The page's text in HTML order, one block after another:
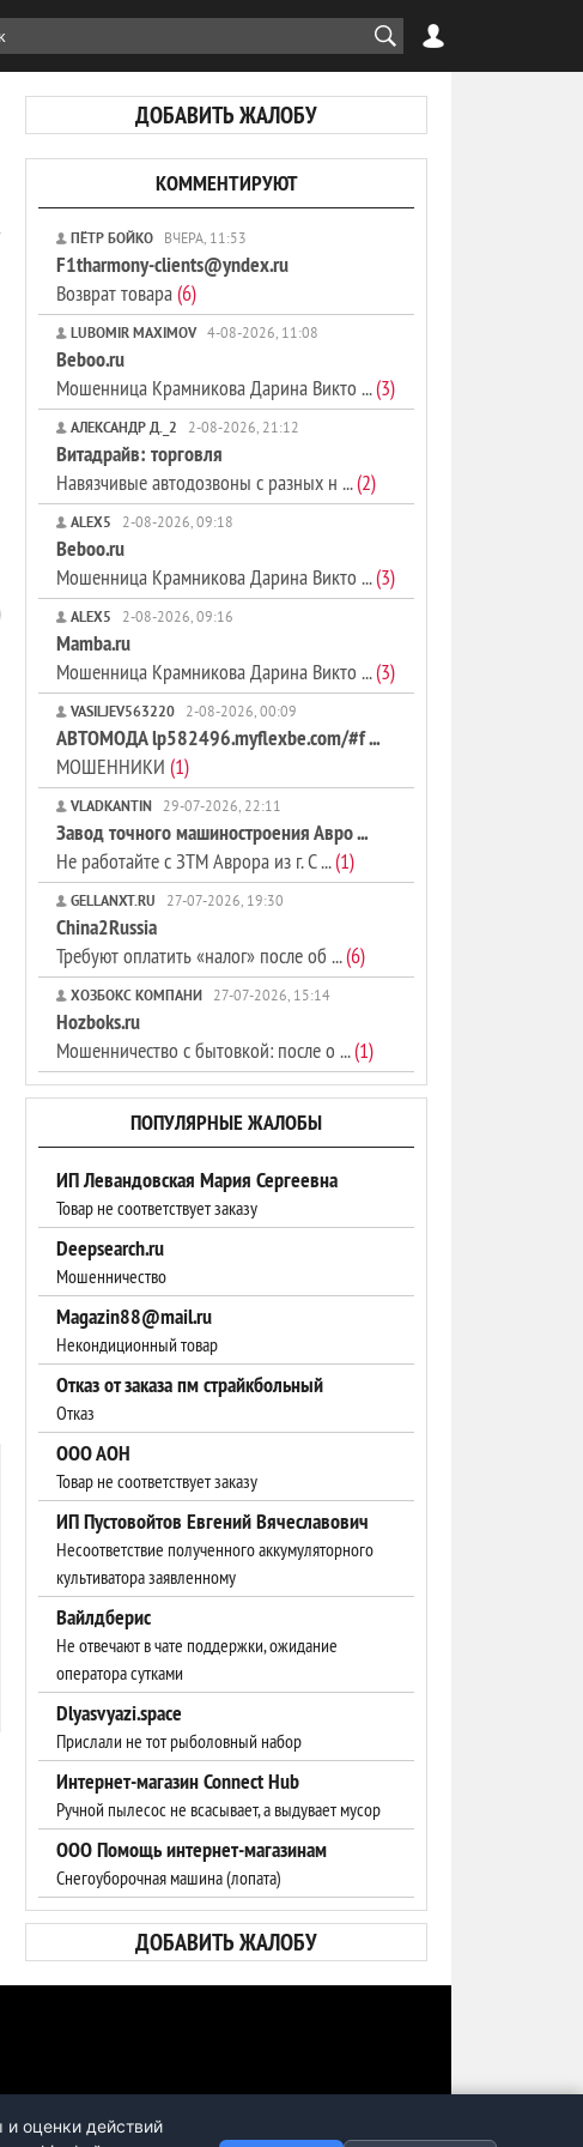
ДОБАВИТЬ ЖАЛОБУ
КОММЕНТИРУЮТ
ПЁТР БОЙКО ВЧЕРА, 11:53
F1tharmony-clients@yndex.ru
Возврат товара(6)
LUBOMIR MAXIMOV 4-08-2026, 11:08
Beboo.ru
Мошенница Крамникова Дарина Викто ...(3)
АЛЕКСАНДР Д._2 2-08-2026, 21:12
Витадрайв: торговля
Навязчивые автодозвоны с разных н ...(2)
ALEX5 2-08-2026, 09:18
Beboo.ru
Мошенница Крамникова Дарина Викто ...(3)
ALEX5 2-08-2026, 09:16
Mamba.ru
Мошенница Крамникова Дарина Викто ...(3)
VASILJEV563220 2-08-2026, 00:09
АВТОМОДА lp582496.myflexbe.com/#f ...
МОШЕННИКИ (1)
VLADKANTIN 29-07-2026, 22:11
Завод точного машиностроения Авро ...
Не работайте с ЗТМ Аврора из г. С ...(1)
GELLANXT.RU 27-07-2026, 19:30
China2Russia
Требуют оплатить «налог» после об ...(6)
ХОЗБОКС КОМПАНИ 27-07-2026, 15:14
Hozboks.ru
Мошенничество с бытовкой: после о ...(1)
ПОПУЛЯРНЫЕ ЖАЛОБЫ
ИП Левандовская Мария Сергеевна
Товар не соответствует заказу
Deepsearch.ru
Мошенничество
Magazin88@mail.ru
Некондиционный товар
Отказ от заказа пм страйкбольный
Отказ
ООО АОН
Товар не соответствует заказу
ИП Пустовойтов Евгений Вячеславович
Несоответствие полученного аккумуляторного
культиватора заявленному
Вайлдберис
Не отвечают в чате поддержки, ожидание
оператора сутками
Dlyasvyazi.space
Прислали не тот рыболовный набор
Интернет-магазин Connect Hub
Ручной пылесос не всасывает, а выдувает мусор
ООО Помощь интернет-магазинам
Cнегоуборочная машина (лопата)
ДОБАВИТЬ ЖАЛОБУ
оценки действий